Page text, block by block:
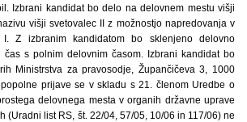
Izbrani kandidat bo delo na delovnem mestu višji
višji svetovalec II z možnostjo napredovanja v
Z izbranim kandidatom bo sklenjeno delovno
čas s polnim delovnim časom. Izbrani kandidat bo
Ministrstva za pravosodje, Župančičeva 3, 1000
prijave se v skladu s 21. členom Uredbe o
delovnega mesta v organih državne uprave
(Uradni list RS, št. 22/04, 57/05, 10/06 in 117/06) ne